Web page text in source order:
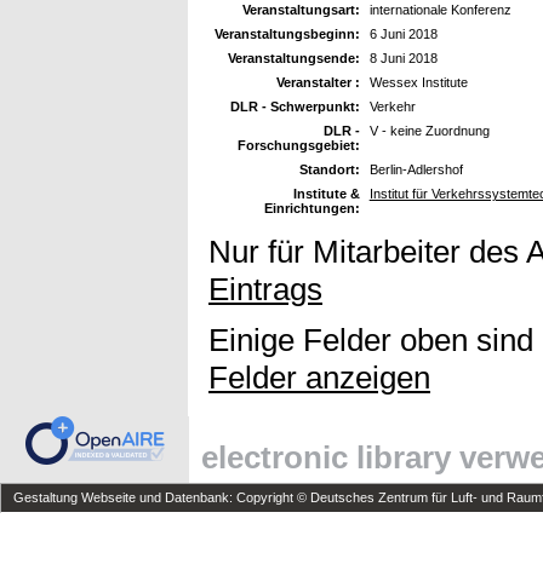
Veranstaltungsart:
internationale Konferenz
Veranstaltungsbeginn:
6 Juni 2018
Veranstaltungsende:
8 Juni 2018
Veranstalter :
Wessex Institute
DLR - Schwerpunkt:
Verkehr
DLR -
Forschungsgebiet:
V - keine Zuordnung
Standort:
Berlin-Adlershof
Institute &
Einrichtungen:
Institut für
Nur für Mitarbeiter des
Eintrags
Einige Felder oben
Felder anzeigen
electronic library
Gestaltung Webseite und Datenbank: Copyright © Deutsches Zentrum für Luft- und